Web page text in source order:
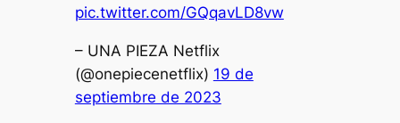
pic.twitter.com/GQqavLD8vw
– UNA PIEZA Netflix
(@onepiecenetflix) 19 de
septiembre de 2023